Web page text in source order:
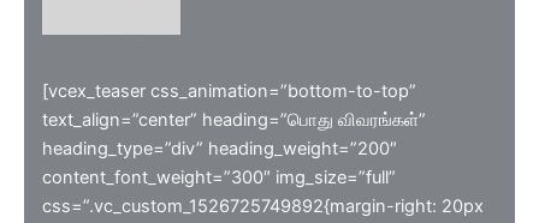
[vcex_teaser css_animation=”bottom-to-top”
text_align=”center” heading=”பொது விவரங்கள்”
heading_type=”div” heading_weight=”200″
content_font_weight=”300″ img_size=”full”
css=”.vc_custom_1526725749892{margin-right: 20px